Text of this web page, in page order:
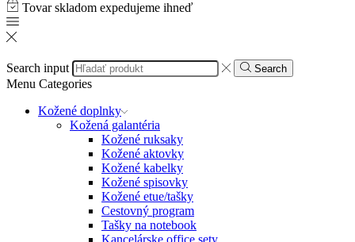
Tovar skladom expedujeme ihneď
Search input Search
Menu Categories
Kožené doplnky
Kožená galantéria
Kožené ruksaky
Kožené aktovky
Kožené kabelky
Kožené spisovky
Kožené etue/tašky
Cestovný program
Tašky na notebook